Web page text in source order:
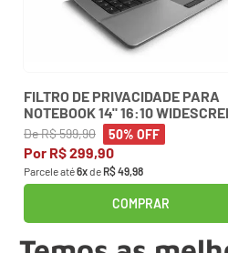
FILTRO DE PRIVACIDADE PARA
NOTEBOOK 14" 16:10
KENSINGTON
DeR$599,90 50% OFF
Por R$299,90
Parcele até6xdeR$49 98
COMPRAR